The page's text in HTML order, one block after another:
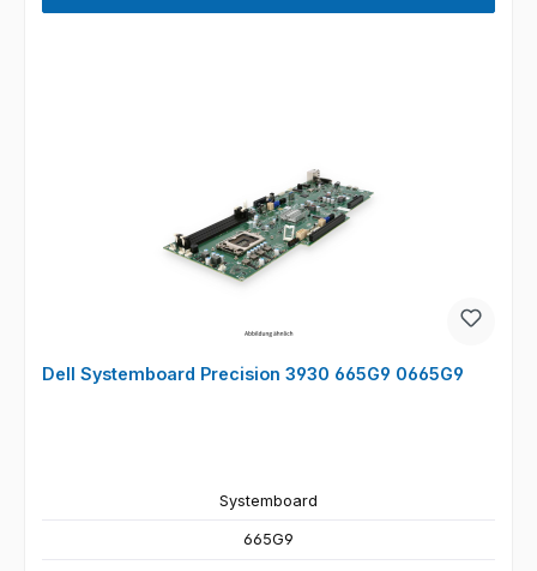
Dell Systemboard Precision 3930 665G9 0665G9
Systemboard
665G9